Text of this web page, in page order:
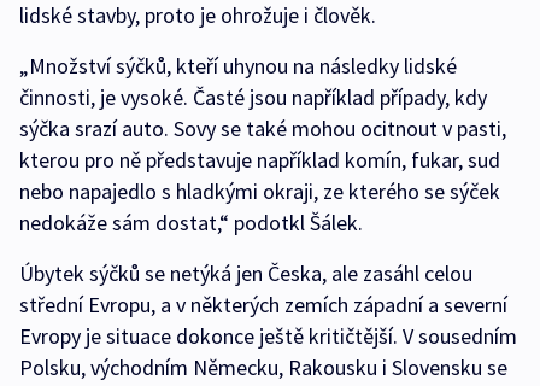
lidské stavby, proto je ohrožuje i člověk.
„Množství sýčků, kteří uhynou na následky lidské
činnosti, je vysoké. Časté jsou například případy, kdy
sýčka srazí auto. Sovy se také mohou ocitnout v pasti,
kterou pro ně představuje například komín, fukar, sud
nebo napajedlo s hladkými okraji, ze kterého se sýček
nedokáže sám dostat,“ podotkl Šálek.
Úbytek sýčků se netýká jen Česka, ale zasáhl celou
střední Evropu, a v některých zemích západní a severní
Evropy je situace dokonce ještě kritičtější. V sousedním
Polsku, východním Německu, Rakousku i Slovensku se